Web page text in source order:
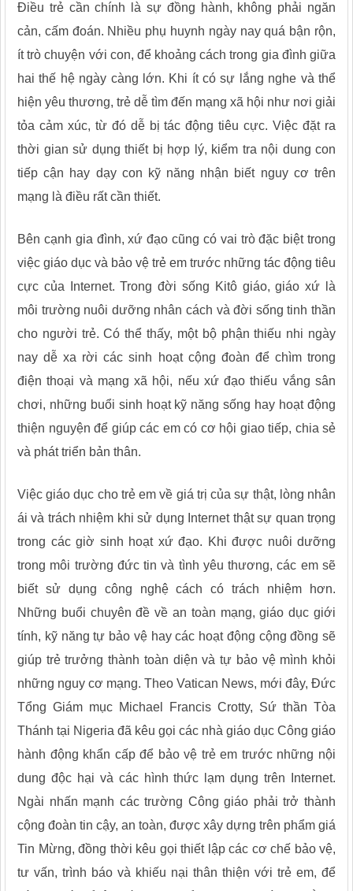
Điều trẻ cần chính là sự đồng hành, không phải ngăn
cản, cấm đoán. Nhiều phụ huynh ngày nay quá bận rộn,
ít trò chuyện với con, để khoảng cách trong gia đình giữa
hai thế hệ ngày càng lớn. Khi ít có sự lắng nghe và thể
hiện yêu thương, trẻ dễ tìm đến mạng xã hội như nơi giải
tỏa cảm xúc, từ đó dễ bị tác động tiêu cực. Việc đặt ra
thời gian sử dụng thiết bị hợp lý, kiểm tra nội dung con
tiếp cận hay dạy con kỹ năng nhận biết nguy cơ trên
mạng là điều rất cần thiết.
Bên cạnh gia đình, xứ đạo cũng có vai trò đặc biệt trong
việc giáo dục và bảo vệ trẻ em trước những tác động tiêu
cực của Internet. Trong đời sống Kitô giáo, giáo xứ là
môi trường nuôi dưỡng nhân cách và đời sống tinh thần
cho người trẻ. Có thể thấy, một bộ phận thiếu nhi ngày
nay dễ xa rời các sinh hoạt cộng đoàn để chìm trong
điện thoại và mạng xã hội, nếu xứ đạo thiếu vắng sân
chơi, những buổi sinh hoạt kỹ năng sống hay hoạt động
thiện nguyện để giúp các em có cơ hội giao tiếp, chia sẻ
và phát triển bản thân.
Việc giáo dục cho trẻ em về giá trị của sự thật, lòng nhân
ái và trách nhiệm khi sử dụng Internet thật sự quan trọng
trong các giờ sinh hoạt xứ đạo. Khi được nuôi dưỡng
trong môi trường đức tin và tình yêu thương, các em sẽ
biết sử dụng công nghệ cách có trách nhiệm hơn.
Những buổi chuyên đề về an toàn mạng, giáo dục giới
tính, kỹ năng tự bảo vệ hay các hoạt động cộng đồng sẽ
giúp trẻ trưởng thành toàn diện và tự bảo vệ mình khỏi
những nguy cơ mạng. Theo Vatican News, mới đây, Đức
Tổng Giám mục Michael Francis Crotty, Sứ thần Tòa
Thánh tại Nigeria đã kêu gọi các nhà giáo dục Công giáo
hành động khẩn cấp để bảo vệ trẻ em trước những nội
dung độc hại và các hình thức lạm dụng trên Internet.
Ngài nhấn mạnh các trường Công giáo phải trở thành
cộng đoàn tin cậy, an toàn, được xây dựng trên phẩm giá
Tin Mừng, đồng thời kêu gọi thiết lập các cơ chế bảo vệ,
tư vấn, trình báo và khiếu nại thân thiện với trẻ em, để